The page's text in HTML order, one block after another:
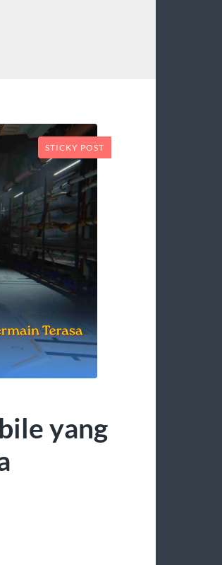
STICKY POST
yang